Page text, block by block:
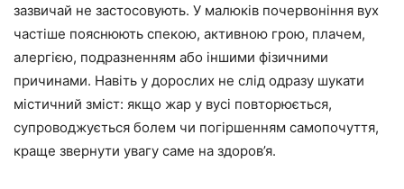
зазвичай не застосовують. У малюків почервоніння вух
частіше пояснюють спекою, активною грою, плачем,
алергією, подразненням або іншими фізичними
причинами. Навіть у дорослих не слід одразу шукати
містичний зміст: якщо жар у вусі повторюється,
супроводжується болем чи погіршенням самопочуття,
краще звернути увагу саме на здоров’я.